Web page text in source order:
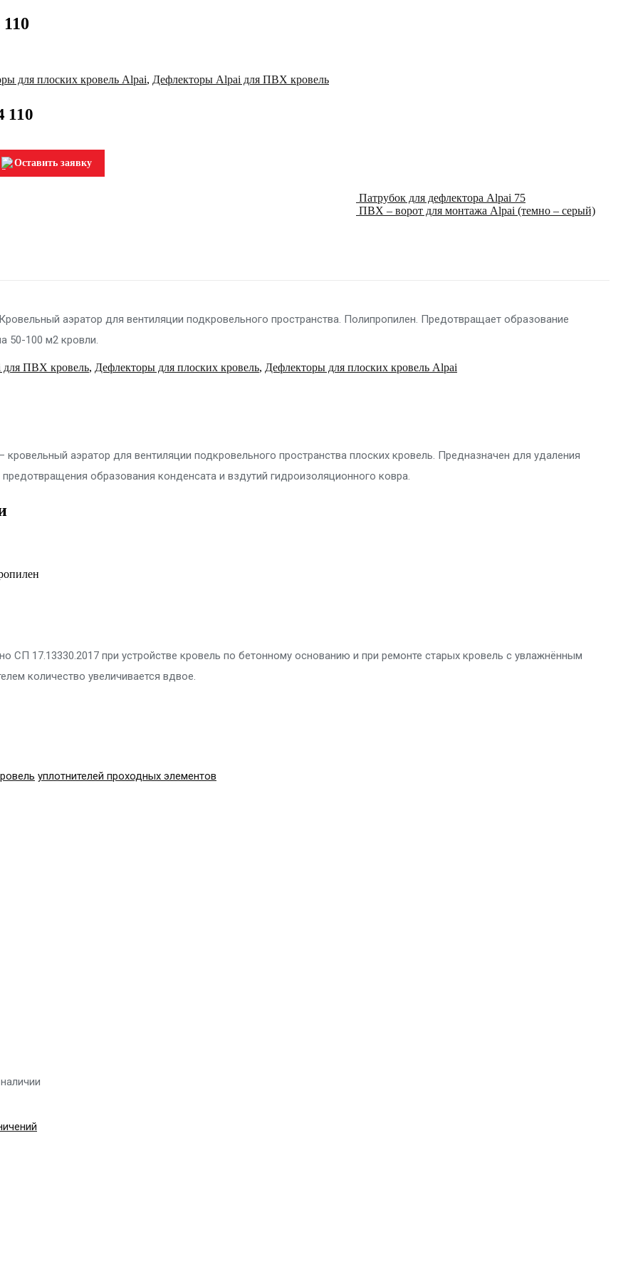
для плоских кровель Alpai, Дефлекторы Alpai для ПВХ кровель
110
Оставить заявку
Патрубок для дефлектора Alpai 75
ПВХ – ворот для монтажа Alpai (темно – серый)
аэратор для вентиляции подкровельного пространства. Полипропилен. Предотвращает образование
50-100 м2 кровли.
для ПВХ кровель, Дефлекторы для плоских кровель, Дефлекторы для плоских кровель Alpai
аэратор для вентиляции подкровельного пространства плоских кровель. Предназначен для удаления
предотвращения образования конденсата и вздутий гидроизоляционного ковра.
СП 17.13330.2017 при устройстве кровель по бетонному основанию и при ремонте старых кровель с увлажнённым
количество увеличивается вдвое.
уплотнителей проходных элементов